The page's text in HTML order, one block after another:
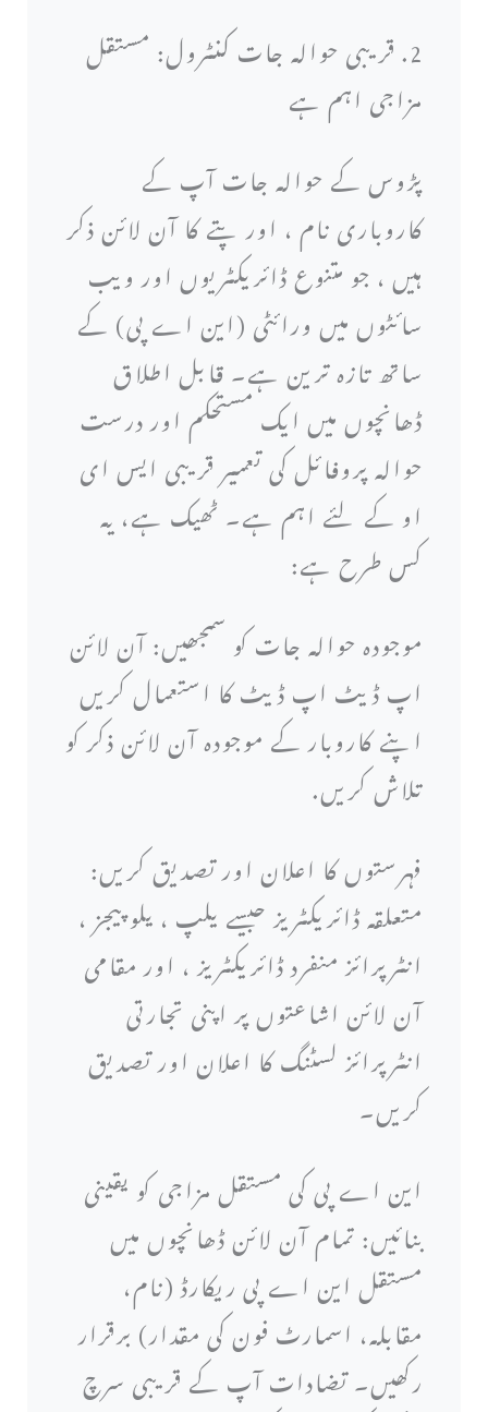
2. قریبی حوالہ جات کنٹرول: مستقل
مزاجی اہم ہے
پڑوس کے حوالہ جات آپ کے
کاروباری نام ، اور پتے کا آن لائن ذکر
ہیں ، جو متنوع ڈائریکٹریوں اور ویب
سائٹوں میں ورائٹی (این اے پی) کے
ساتھ تازہ ترین ہے۔ قابل اطلاق
ڈھانچوں میں ایک مستحکم اور درست
حوالہ پروفائل کی تعمیر قریبی ایس ای
او کے لئے اہم ہے۔ ٹھیک ہے، یہ
کس طرح ہے:
موجودہ حوالہ جات کو سمجھیں: آن لائن
اپ ڈیٹ اپ ڈیٹ کا استعمال کریں
اپنے کاروبار کے موجودہ آن لائن ذکر کو
تلاش کریں.
فہرستوں کا اعلان اور تصدیق کریں:
متعلقہ ڈائریکٹریز جیسے یلپ ، یلو پیجز ،
انٹرپرائز منفرد ڈائریکٹریز ، اور مقامی
آن لائن اشاعتوں پر اپنی تجارتی
انٹرپرائز لسٹنگ کا اعلان اور تصدیق
کریں۔
این اے پی کی مستقل مزاجی کو یقینی
بنائیں: تمام آن لائن ڈھانچوں میں
مستقل این اے پی ریکارڈ (نام،
مقابلہ، اسمارٹ فون کی مقدار) برقرار
رکھیں۔ تضادات آپ کے قریبی سرچ